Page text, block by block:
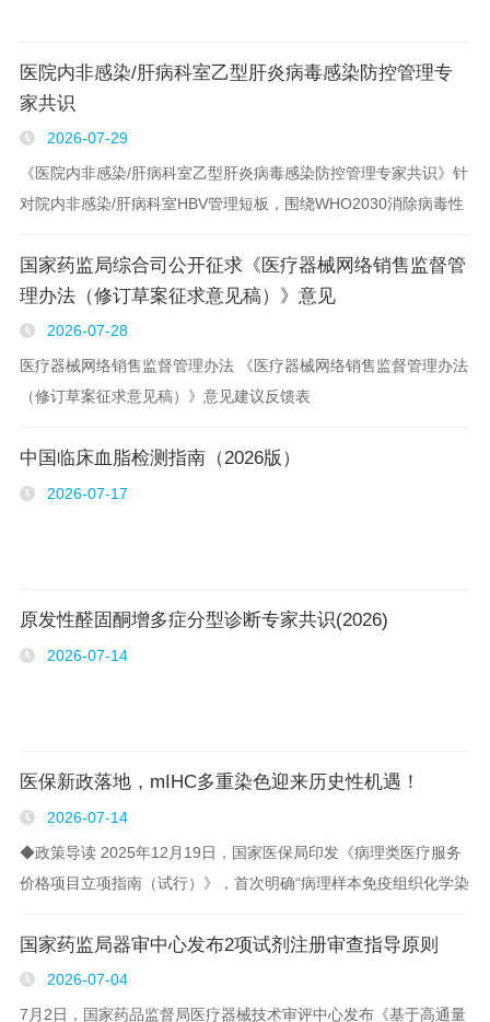
医院内非感染/肝病科室乙型肝炎病毒感染防控管理专
家共识
2026-07-29
《医院内非感染/肝病科室乙型肝炎病毒感染防控管理专家共识》针
对院内非感染/肝病科室HBV管理短板，围绕WHO2030消除病毒性
块提炼如下： 一、标准..
国家药监局综合司公开征求《医疗器械网络销售监督管
理办法（修订草案征求意见稿）》意见
2026-07-28
医疗器械网络销售监督管理办法 《医疗器械网络销售监督管理办法
（修订草案征求意见稿）》意见建议反馈表
中国临床血脂检测指南（2026版）
2026-07-17
原发性醛固酮增多症分型诊断专家共识(2026)
2026-07-14
医保新政落地，mIHC多重染色迎来历史性机遇！
2026-07-14
◆政策导读 2025年12月19日，国家医保局印发《病理类医疗服务
价格项目立项指南（试行）》，首次明确“病理样本免疫组织化学染
技术规范（2023年版）》的政策铺垫..
国家药监局器审中心发布2项试剂注册审查指导原则
2026-07-04
7月2日，国家药品监督局医疗器械技术审评中心发布《基于高通量